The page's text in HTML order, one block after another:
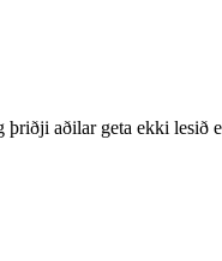
þriðji aðilar geta ekki lesið